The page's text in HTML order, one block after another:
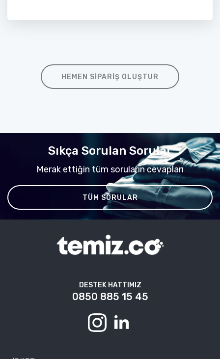
HEMEN SIPARIŞ OLUŞTUR
Sıkça Sorulan Sorular
Merak ettiğin tüm soruların cevapları
TÜM SORULAR
DESTEK HATTIMIZ
0850 885 15 45